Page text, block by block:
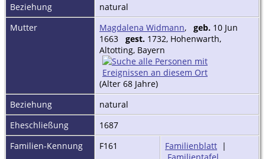
Beziehung
natural
Mutter
Magdalena Widmann, geb. 10 Jun
1663 gest. 1732, Hohenwarth,
Altotting, Bayern
(Alter 68 Jahre)
Beziehung
natural
Eheschließung
1687
Familien-Kennung
F161 Familienblatt |